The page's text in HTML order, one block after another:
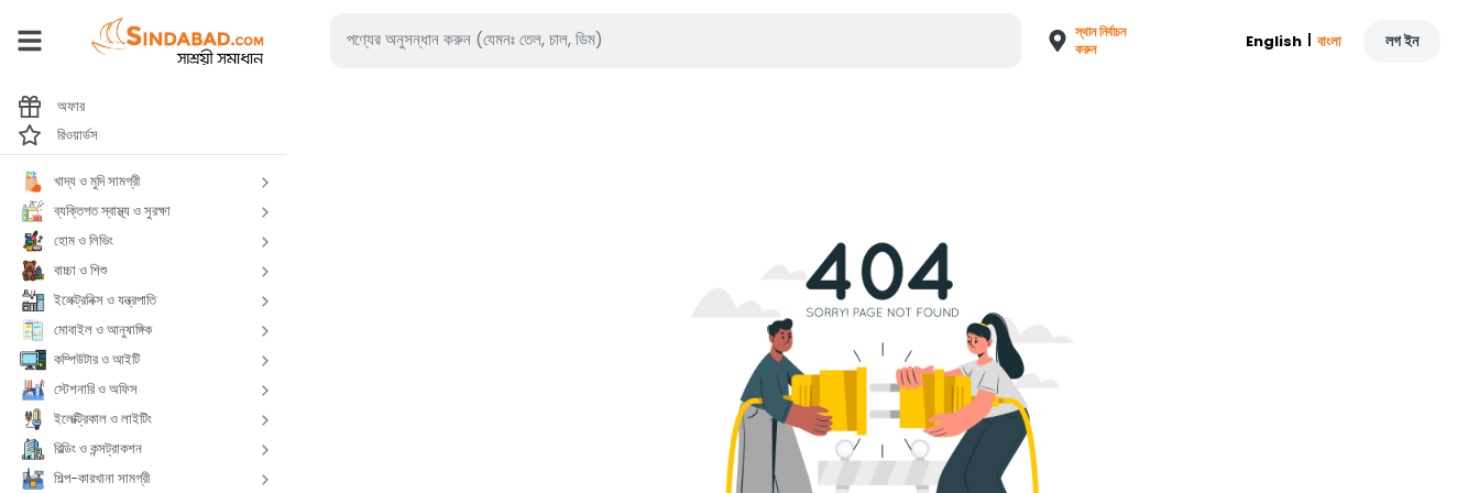
স্থান নির্বাচন
করুন
English | বাংলা লগ ইন
অফার
রিওয়ার্ডস
খাদ্য ও মুদি সামগ্রী
ব্যক্তিগত স্বাস্থ্য ও সুরক্ষা
হোম ও লিভিং
বাচ্চা ও শিশু
ইলেক্ট্রনিক্স ও যন্ত্রপাতি
মোবাইল ও আনুষাঙ্গিক
কম্পিউটার ও আইটি
স্টেশনারি ও অফিস
ইলেক্ট্রিকাল ও লাইটিং
বিল্ডিং ও কন্সট্রাকশন
শিল্প-কারখানা সামগ্রী